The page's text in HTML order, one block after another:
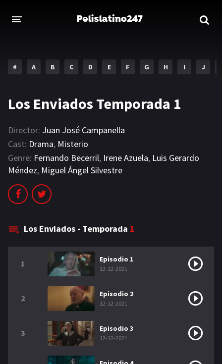
ESTRENOS 2023
Acción Aventura
Comedia Crimen
Drama
DISNEY
HBO MAX
NETFLIX
2021 2020
2014 2006
# A B C D E F G H I J
Los Enviados Temporada 1
Director: Juan José Campanella
Cast: Drama, Misterio
Genre: Fernando Becerril, Irene Azuela, Luis Gerardo
Méndez, Miguel Ángel Silvestre
Los Enviados - Temporada 1
1 Episodio 1
12-12-2021
2 Episodio 2
12-12-2021
3 Episodio 3
12-12-2021